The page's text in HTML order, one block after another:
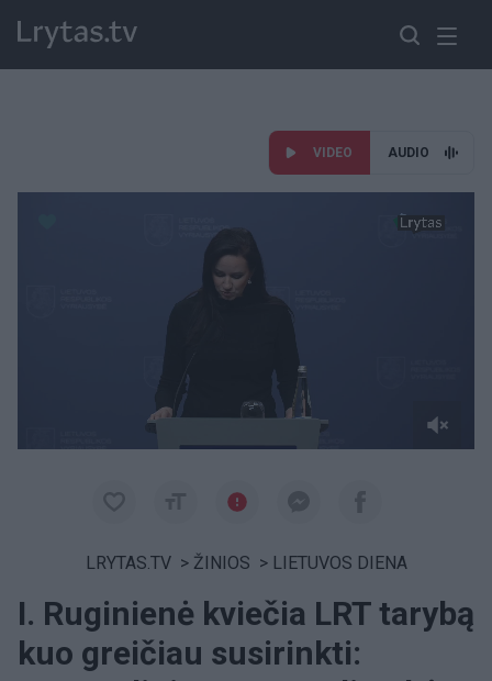
VIDEO AUDIO
LRYTAS.TV > ŽINIOS > LIETUVOS DIENA
I. Ruginienė kviečia LRT tarybą
kuo greičiau susirinkti: